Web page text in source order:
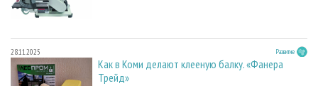
28.11.2025 Развитие
Как в Коми делают клееную балку. «Фанера
Трейд»